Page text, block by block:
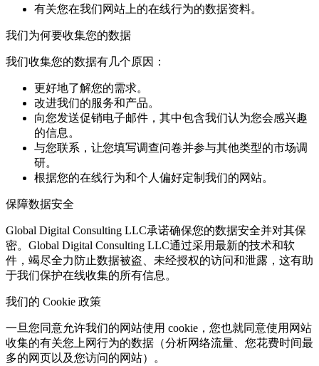
有关您在我们网站上的在线行为的数据资料。
我们为何要收集您的数据
我们收集您的数据有几个原因：
更好地了解您的需求。
改进我们的服务和产品。
向您发送促销电子邮件，其中包含我们认为您会感兴趣
的信息。
与您联系，让您填写调查问卷并参与其他类型的市场调
研。
根据您的在线行为和个人偏好定制我们的网站。
保障数据安全
Global Digital Consulting LLC承诺确保您的数据安全并对其保
密。Global Digital Consulting LLC通过采用最新的技术和软
件，竭尽全力防止数据被盗、未经授权的访问和泄露，这有助
于我们保护在线收集的所有信息。
我们的 Cookie 政策
一旦您同意允许我们的网站使用 cookie，您也就同意使用网站
收集的有关您上网行为的数据（分析网络流量、您花费时间最
多的网页以及您访问的网站）。